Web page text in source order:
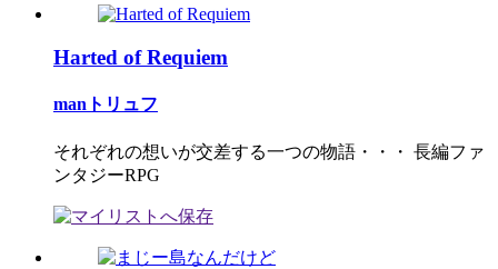
Harted of Requiem
manトリュフ
それぞれの想いが交差する一つの物語・・・ 長編ファ
ンタジーRPG